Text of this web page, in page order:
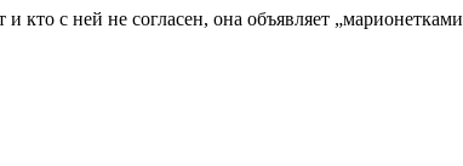
кто с ней не согласен, она объявляет „марионетками